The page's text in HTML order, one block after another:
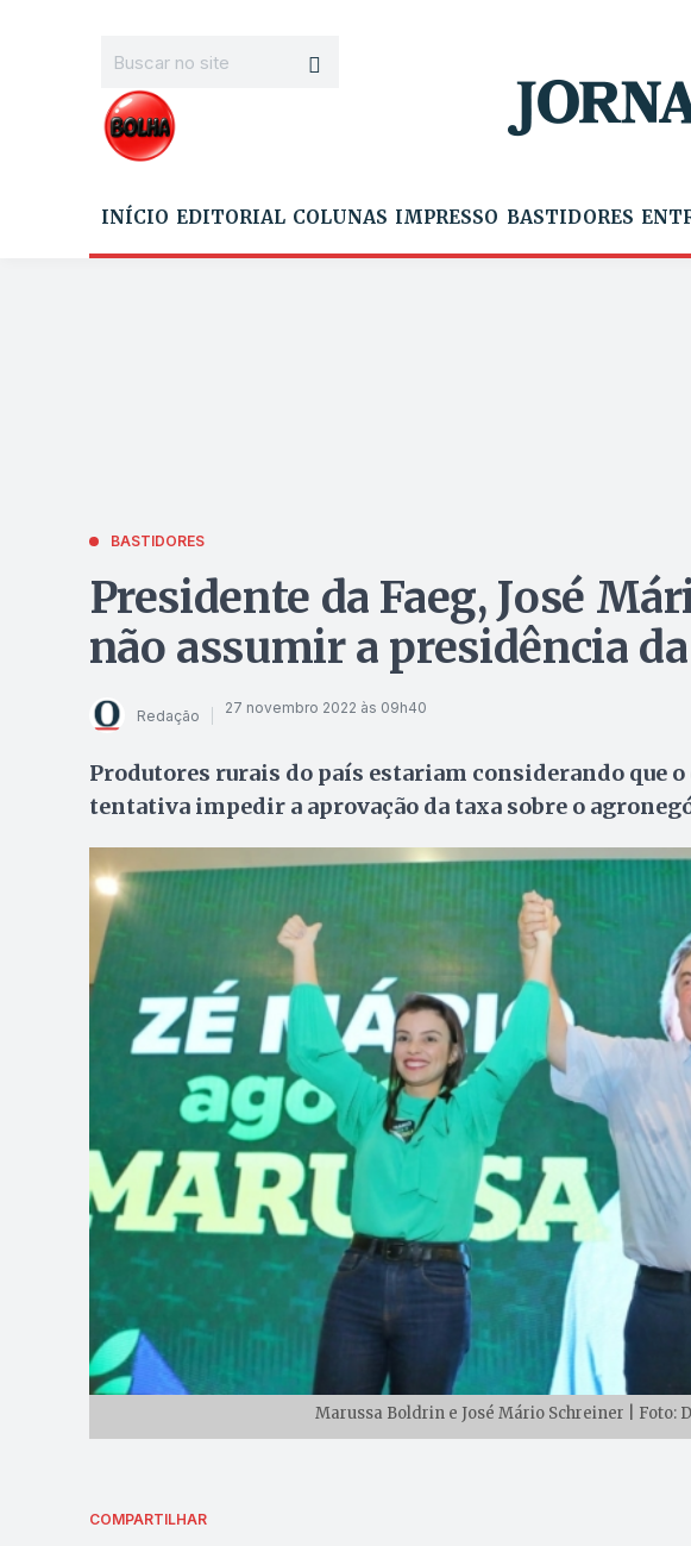
INÍCIO EDITORIAL COLUNAS IMPRESSO BASTIDORES
BASTIDORES
Presidente da Faeg, José
não assumir a presidência
Redação 27 novembro 2022 às 09h40
Produtores rurais do país estariam considerando que
tentativa impedir a aprovação da taxa sobre o
Marussa Boldrin e José Mário Schreiner | Foto:
COMPARTILHAR